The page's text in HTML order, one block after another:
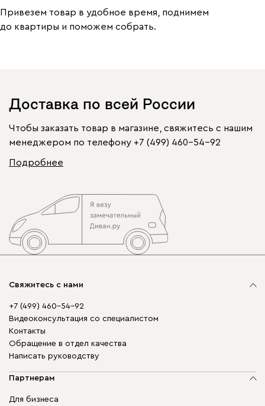
Привезем товар в удобное время, поднимем
до квартиры и поможем собрать.
Доставка по всей России
Чтобы заказать товар в магазине, свяжитесь с нашим
менеджером по телефону +7 (499) 460-54-92
Подробнее
Свяжитесь с нами
+7 (499) 460-54-92
Видеоконсультация со специалистом
Контакты
Обращение в отдел качества
Написать руководству
Партнерам
Для бизнеса